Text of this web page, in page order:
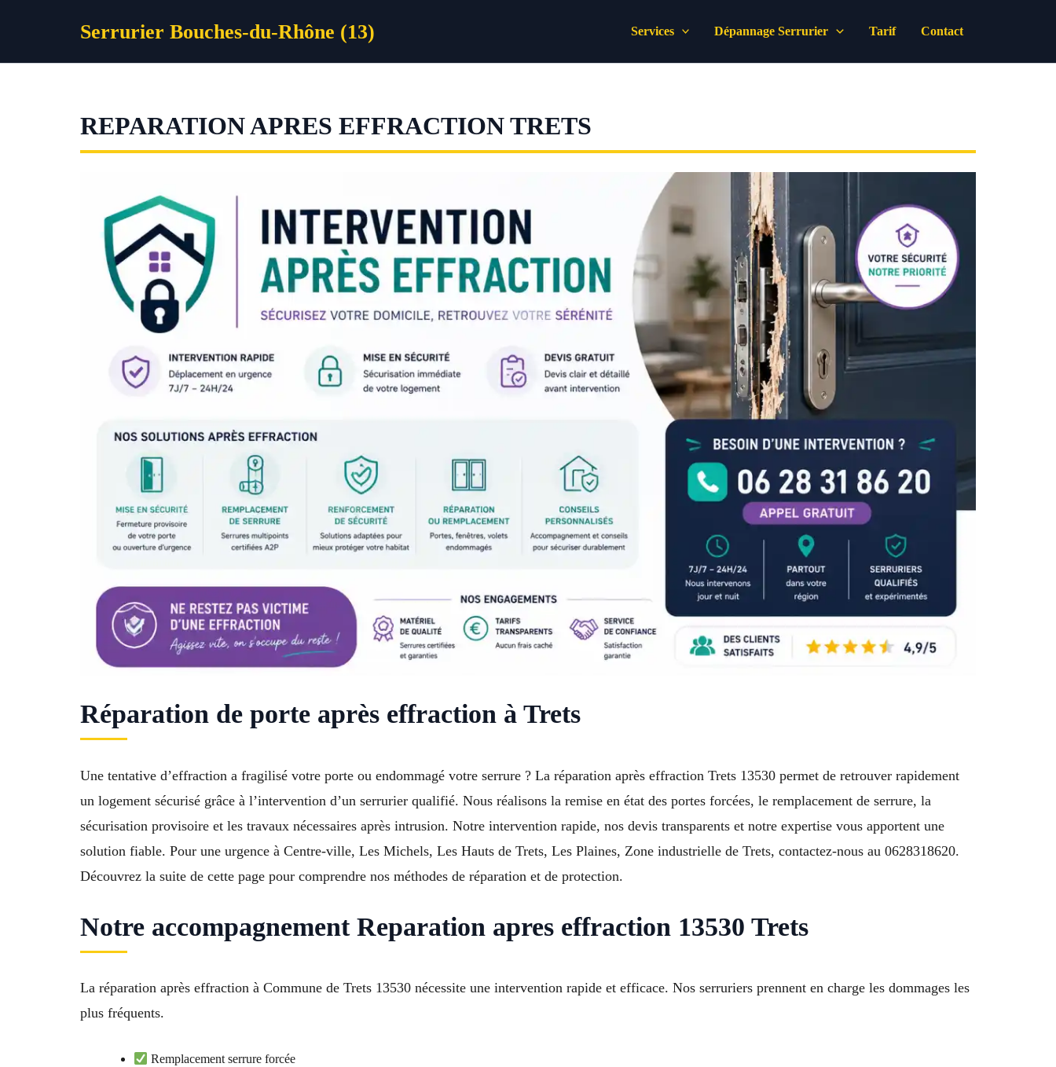
Serrurier Bouches-du-Rhône (13) Services Dépannage Serrurier Tarif Contact
REPARATION APRES EFFRACTION TRETS
Réparation de porte après effraction à Trets
Une tentative d’effraction a fragilisé votre porte ou endommagé votre serrure ? La réparation après effraction Trets 13530 permet de retrouver rapidement
un logement sécurisé grâce à l’intervention d’un serrurier qualifié. Nous réalisons la remise en état des portes forcées, le remplacement de serrure, la
sécurisation provisoire et les travaux nécessaires après intrusion. Notre intervention rapide, nos devis transparents et notre expertise vous apportent une
solution fiable. Pour une urgence à Centre-ville, Les Michels, Les Hauts de Trets, Les Plaines, Zone industrielle de Trets, contactez-nous au 0628318620.
Découvrez la suite de cette page pour comprendre nos méthodes de réparation et de protection.
Notre accompagnement Reparation apres effraction 13530 Trets
La réparation après effraction à Commune de Trets 13530 nécessite une intervention rapide et efficace. Nos serruriers prennent en charge les dommages les
plus fréquents.
Remplacement serrure forcée